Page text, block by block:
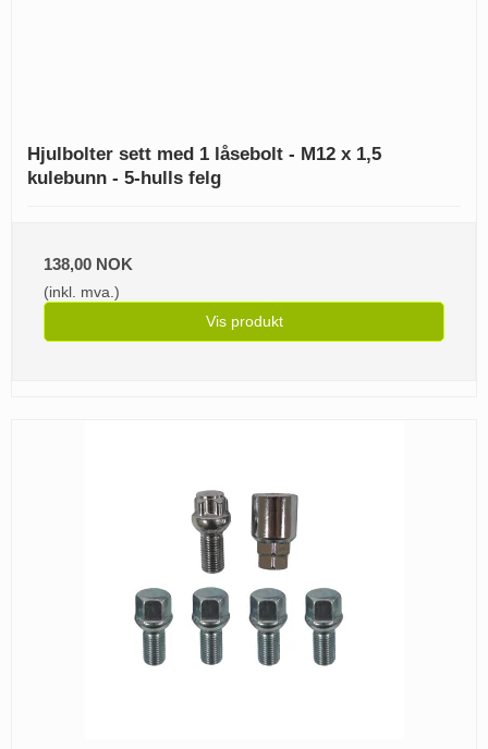
Hjulbolter sett med 1 låsebolt - M12 x 1,5
kulebunn - 5-hulls felg
138,00 NOK
(inkl. mva.)
Vis produkt